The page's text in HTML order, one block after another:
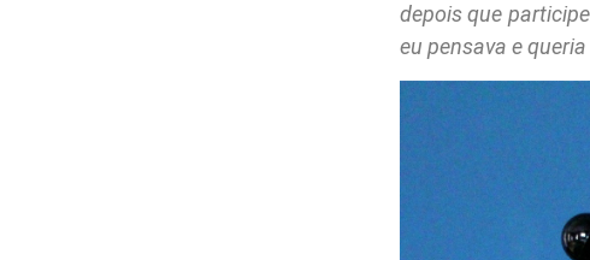
depois que
eu pensava e